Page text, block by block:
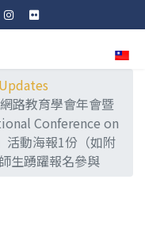
路教育學會年會暨
Conference on
動海報1份（如附
生踴躍報名參與